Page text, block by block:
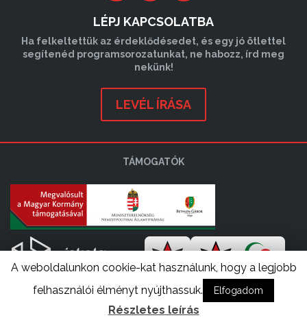
LÉPJ KAPCSOLATBA
Ha felkeltettük az érdeklődésedet, és egy jó ötlettel
segítenéd programsorozatunkat, ne habozz, írd meg
nekünk!
LEVÉL ÍRÁSA
TÁMOGATÓK
A weboldalunkon cookie-kat használunk, hogy a legjobb
felhasználói élményt nyújthassuk.
Elfogadom
Részletes leírás